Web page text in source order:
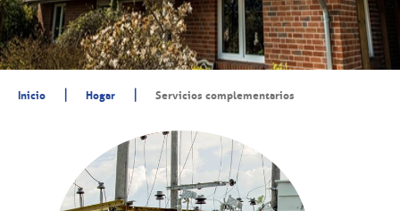
Inicio | Hogar | Servicios complementarios